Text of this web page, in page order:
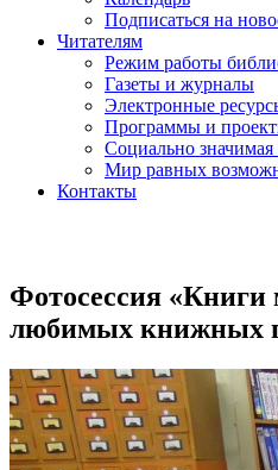
Подписаться на
Читателям
Режим работы
Газеты и журналы
Электронные
Программы и
Социально
Мир равных
Контакты
Фотосессия «Книги
любимых книжных